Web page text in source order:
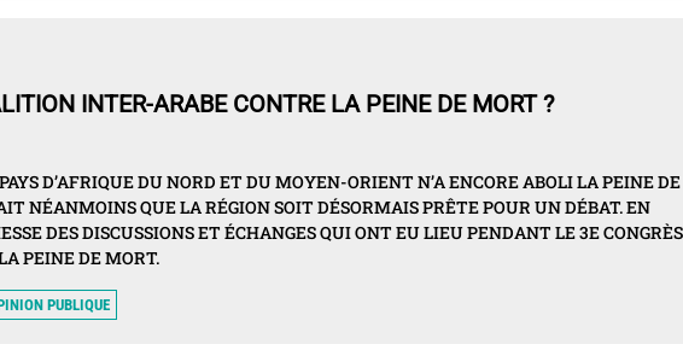
INTER-ARABE CONTRE LA PEINE DE MORT ?
D’AFRIQUE DU NORD ET DU MOYEN-ORIENT N’A ENCORE ABOLI LA PEINE DE
NÉANMOINS QUE LA RÉGION SOIT DÉSORMAIS PRÊTE POUR UN DÉBAT. EN
DES DISCUSSIONS ET ÉCHANGES QUI ONT EU LIEU PENDANT LE 3E CONGRÈS
PEINE DE MORT.
PUBLIQUE